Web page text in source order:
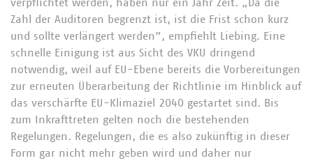
verpflichtet werden, haben nur ein Jahr Zeit. „Da die
Zahl der Auditoren begrenzt ist, ist die Frist schon kurz
und sollte verlängert werden”, empfiehlt Liebing. Eine
schnelle Einigung ist aus Sicht des VKU dringend
notwendig, weil auf EU-Ebene bereits die Vorbereitungen
zur erneuten Überarbeitung der Richtlinie im Hinblick auf
das verschärfte EU-Klimaziel 2040 gestartet sind. Bis
zum Inkrafttreten gelten noch die bestehenden
Regelungen. Regelungen, die es also zukünftig in dieser
Form gar nicht mehr geben wird und daher nur